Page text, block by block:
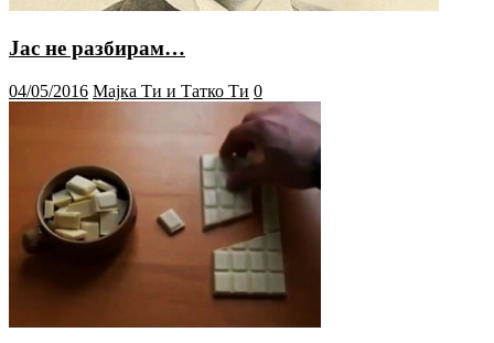
Јас не разбирам…
04/05/2016 Мајка Ти и Татко Ти 0